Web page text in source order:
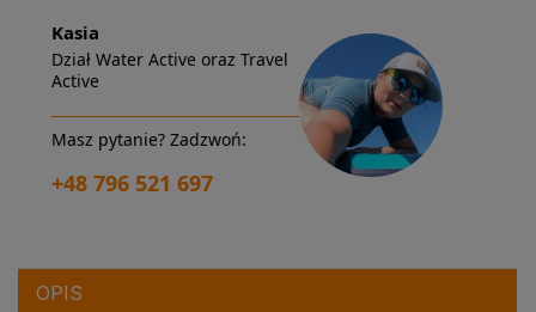
Kasia
Dział Water Active oraz Travel
Active
Masz pytanie? Zadzwoń:
+48 796 521 697
OPIS